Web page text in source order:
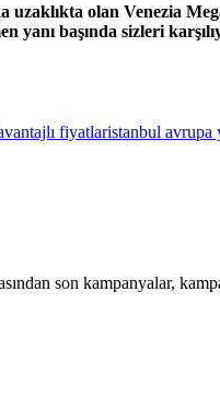
uzaklıkta olan Venezia
yanı başında sizleri
fiyatlaristanbul avrupa
son kampanyalar,